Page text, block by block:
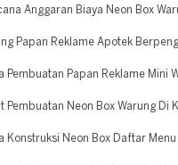
Anggaran Biaya Neon Box
Papan Reklame Apotek
Pembuatan Papan Reklame Mini
Pembuatan Neon Box Warung Di
Konstruksi Neon Box Daftar